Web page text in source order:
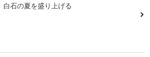
白石の夏を盛り上げる